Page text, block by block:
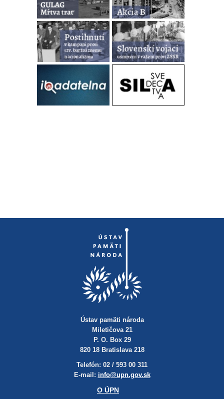
Ústav pamäti národa
Miletičova 21
P. O. Box 29
820 18 Bratislava 218
Telefón: 02 / 593 00 311
E-mail: info@upn.gov.sk
O ÚPN